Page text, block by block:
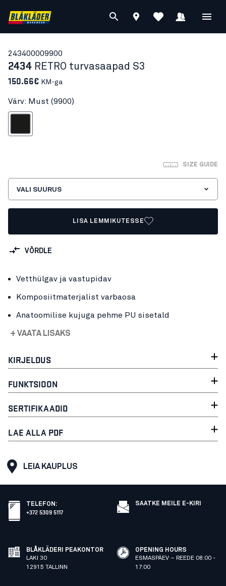
243400009900
2434 RETRO turvasaapad S3
150.66€ KM-ga
Värv: Must (9900)
SIZE GUIDE
VALI SUURUS
LISA LEMMIKUTESSE
VÕRDLE
Vetthülgav ja vastupidav
Komposiitmaterjalist varbaosa
Anatoomilise kujuga pehme PU sisetald
+ VAATA LISAKS
KIRJELDUS
FUNKTSIOON
SERTIFIKAADID
LAE ALLA PDF
LEIA KAUPLUS
TELEFON :
+372 5309 5117
SAATKE MEILE E-KIRI
BLÅKLÄDERI PEAKONTOR
LAKI 30
12915 TALLINN
OPENING HOURS
ESMASPÄEV – REEDE 08:00 -
17:00